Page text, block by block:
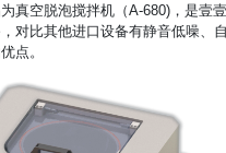
真空脱泡搅拌机（A-680)，是壹
对比其他进口设备有静音低噪、
点。